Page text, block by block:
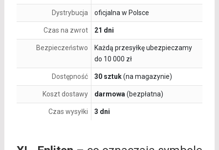
Dystrybucja oficjalna w Polsce
Czas na zwrot 21 dni
Bezpieczeństwo
Każdą przesyłkę ubezpieczamy
do 10 000 zł
Dostępność 30 sztuk(na magazynie)
Koszt dostawy darmowa (bezpłatna)
Czas wysyłki 3 dni